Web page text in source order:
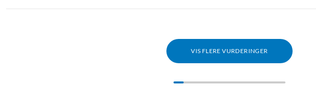
VIS FLERE VURDERINGER